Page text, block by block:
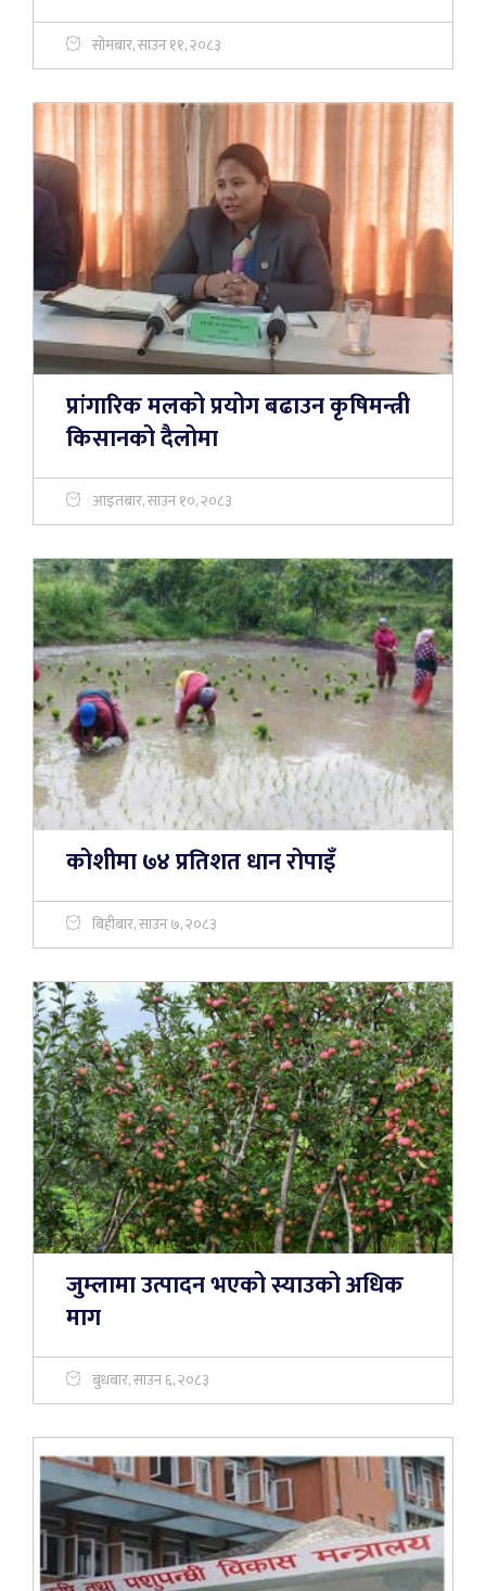
सोमबार, साउन ११, २०८३
प्रांगारिक मलको प्रयोग बढाउन कृषिमन्त्री
किसानको दैलोमा
आइतबार, साउन १०, २०८३
कोशीमा ७४ प्रतिशत धान रोपाइँ
बिहीबार, साउन ७, २०८३
जुम्लामा उत्पादन भएको स्याउको अधिक
माग
बुधबार, साउन ६, २०८३